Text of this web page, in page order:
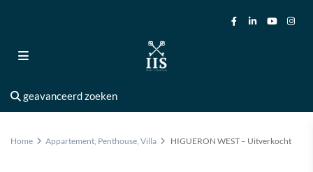
geavanceerd zoeken
Home Appartement, Penthouse,Villa HIGUERON WEST – Uitverkocht